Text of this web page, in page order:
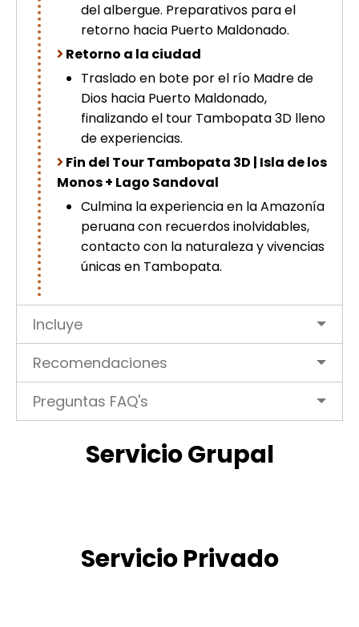
del albergue. Preparativos para el
retorno hacia Puerto Maldonado.
Retorno a la ciudad
Traslado en bote por el río Madre de
Dios hacia Puerto Maldonado,
finalizando el tour Tambopata 3D lleno
de experiencias.
Fin del Tour Tambopata 3D | Isla de los
Monos + Lago Sandoval
Culmina la experiencia en la Amazonía
peruana con recuerdos inolvidables,
contacto con la naturaleza y vivencias
únicas en Tambopata.
Incluye
Recomendaciones
Preguntas FAQ's
Servicio Grupal
Servicio Privado